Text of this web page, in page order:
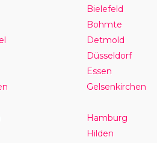
Bielefeld
Bohmte
Detmold
Düsseldorf
Essen
Gelsenkirchen
Hamburg
Hilden